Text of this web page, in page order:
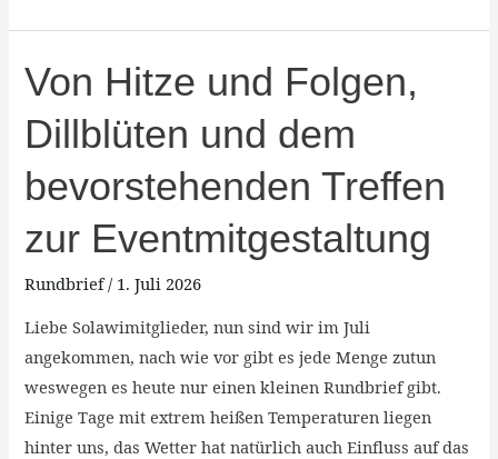
Von Hitze und Folgen,
Dillblüten und dem
bevorstehenden Treffen
zur Eventmitgestaltung
Rundbrief/ 1. Juli 2026
Liebe Solawimitglieder, nun sind wir im Juli
angekommen, nach wie vor gibt es jede Menge zutun
weswegen es heute nur einen kleinen Rundbrief gibt.
Einige Tage mit extrem heißen Temperaturen liegen
hinter uns, das Wetter hat natürlich auch Einfluss auf das
Von
Hitze
und
Dillblüten
dem
bevorstehenden
zur
Eventmitgestaltung